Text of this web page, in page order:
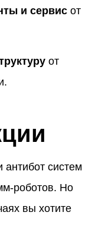
и сервис от
от
систем
роботов. Но
вы хотите